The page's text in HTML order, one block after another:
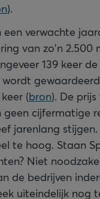
).
een verwachte
van zo'n 2.500
139 keer
(bron). De
cijfermatige
jarenlang
te hoog. Staan
Niet
de bedrijven
uiteindelijk nog